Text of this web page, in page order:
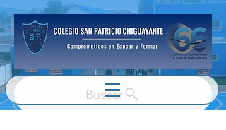
Buscar